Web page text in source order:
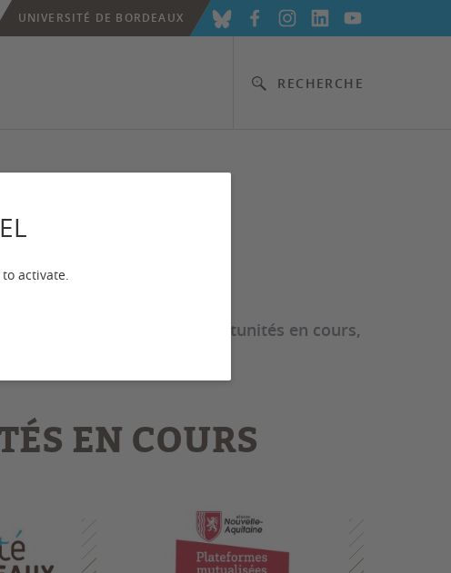
activate.
RECHERCHE
UNIVERSITÉ DE BORDEAUX
bourses diverses et opportunités en cours,
nos partenaires.
EN COURS